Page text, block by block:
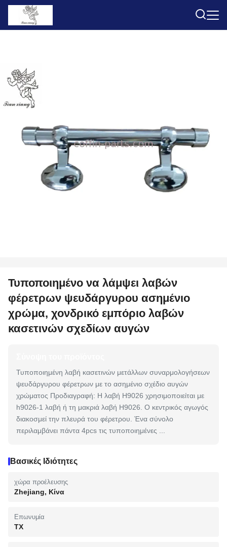
Τυποποιημένο να λάμψει λαβών
φέρετρων ψευδάργυρου ασημένιο
χρώμα, χονδρικό εμπόριο λαβών
κασετινών σχεδίων αυγών
Τυποποιημένη λαβή κασετινών μετάλλων συναρμολογήσεων
ψευδάργυρου φέρετρων με το ασημένιο σχέδιο αυγών
χρώματος Προδιαγραφή: Η λαβή H9026 χρησιμοποιείται με
h9026-1 λαβή ή τη μακριά λαβή H9026. Ο κεντρικός αγωγός
διακοσμεί την πλευρά του φέρετρου. Ένα σύνολο
περιλαμβάνει πάντα 4pcs τις τυποποιημένες ...
Βασικές Ιδιότητες
χώρα προέλευσης
Zhejiang, Κίνα
Επωνυμία
TX